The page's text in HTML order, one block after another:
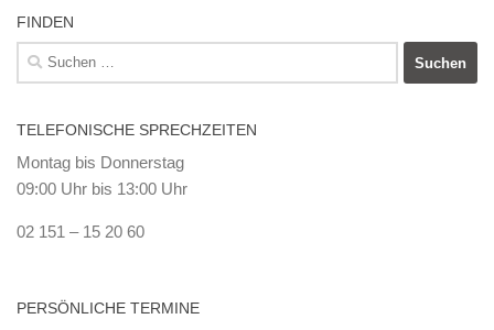
FINDEN
Suchen
nach:
TELEFONISCHE SPRECHZEITEN
Montag bis Donnerstag
09:00 Uhr bis 13:00 Uhr
02 151 – 15 20 60
PERSÖNLICHE TERMINE